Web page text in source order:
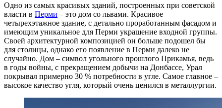
Одно из самых красивых зданий, построенных при советской
власти в Перми – это дом со львами. Красивое
четырехэтажное здание, с детально проработанным фасадом и
имеющим уникальное для Перми украшение входной группы.
Своей архитектурной композицией он больше подошел бы
для столицы, однако его появление в Перми далеко не
случайно. Дом – символ угольного прошлого Прикамья, ведь
в годы войны, с прекращением добычи на Донбассе, Урал
покрывал примерно 30 % потребности в угле. Самое главное –
высокое качество угля, который очень ценился в металлургии.